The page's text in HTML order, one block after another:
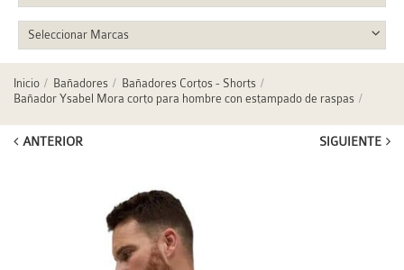
Seleccionar Marcas
Inicio Bañadores
Bañadores Cortos - Shorts
Bañador Ysabel Mora corto para hombre con estampado de raspas
ANTERIOR SIGUIENTE